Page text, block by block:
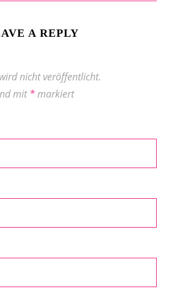
A REPLY
nicht veröffentlicht.
mit*markiert